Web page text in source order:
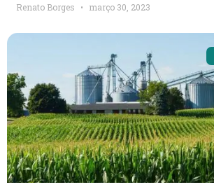
Renato Borges março 30, 2023